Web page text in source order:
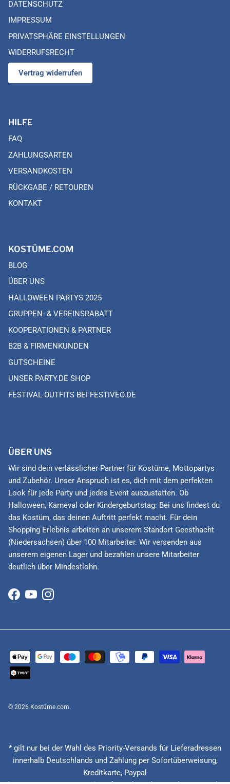
DATENSCHUTZ
IMPRESSUM
PRIVATSPHÄRE EINSTELLUNGEN
WIDERRUFSRECHT
Vertrag widerrufen
HILFE
FAQ
ZAHLUNGSARTEN
VERSANDKOSTEN
RÜCKGABE / RETOUREN
KONTAKT
KOSTÜME.COM
BLOG
ÜBER UNS
HALLOWEEN PARTYS 2025
GRUPPEN- & VEREINSRABATT
KOOPERATIONEN & PARTNER
B2B & FIRMENKUNDEN
GUTSCHEINE
UNSER PARTY.DE SHOP
FESTIVAL OUTFITS BEI FESTIVEO.DE
ÜBER UNS
Wir sind dein verlässlicher Partner für Kostüme, Mottopartys
und Zubehör. Unser Anspruch ist es, dich mit dem perfekten
Look für jede Party und jedes Event auszustatten. Ob
Halloween, Karneval oder Kindergeburtstag: Bei uns findest du
das Kostüm, das deinen Auftritt perfekt macht. Für dein
Shopping Erlebnis arbeiten an unserem Standort Geesthacht
(Niedersachsen) über 100 Mitarbeiter. Wir versenden aus
unserem eigenen Lager und bezahlen unsere Mitarbeiter
deutlich über Mindestlohn.
Facebook
YouTubeInstagram
© 2026 Kostüme.com.
* gilt nur bei der Wahl des Priority-Versands für Lieferadressen
innerhalb Deutschlands und Zahlung per Sofortüberweisung,
Kreditkarte, Paypal